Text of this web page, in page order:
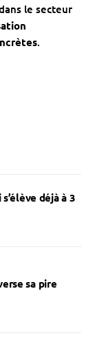
le secteur
.
déjà à 3
sa pire